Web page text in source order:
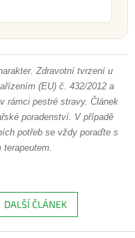
Zdravotní tvrzení u
(EU) č. 432/2012 a
rámci pestré stravy. Článek
poradenství. V případě
potřeb se vždy poraďte s
terapeutem.
DALŠÍ ČLÁNEK